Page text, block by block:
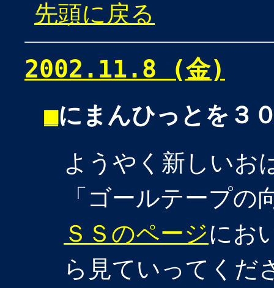
先頭に戻る
2002.11.8 (金)
■にまんひっとを３
ようやく新しいお
「ゴールテープ
ＳＳのページにお
ら見ていってくだ